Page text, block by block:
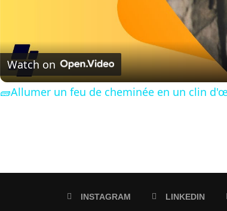
Watch on
🧱Allumer un feu de cheminée en un clin
INSTAGRAM LINKEDIN